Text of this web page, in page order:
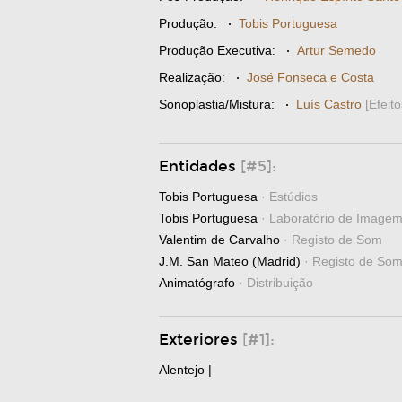
Produção: · Tobis Portuguesa
Produção Executiva: · Artur Semedo
Realização: · José Fonseca e Costa
Sonoplastia/Mistura: · Luís Castro
Entidades [#5]:
Tobis Portuguesa · Estúdios
Tobis Portuguesa · Laboratório de Imagem
Valentim de Carvalho · Registo de Som
J.M. San Mateo (Madrid) · Registo de Som
Animatógrafo · Distribuição
Exteriores [#1]:
Alentejo |